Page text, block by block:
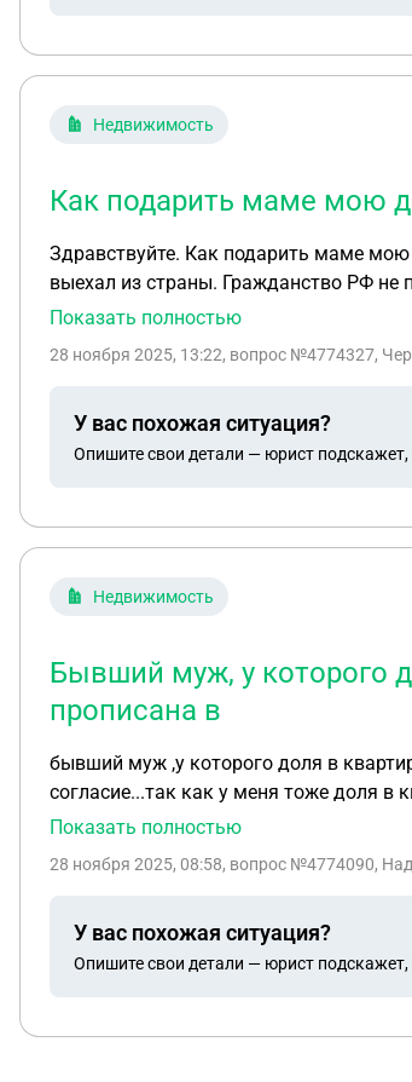
Недвижимость
Как подарить маме мою
Здравствуйте. Как подарить маме
выехал из страны. Гражданство РФ не
Показать полностью
28 ноября 2025, 13:22, вопрос №4774327,
У вас похожая ситуация?
Опишите свои детали — юрист подскажет,
Недвижимость
Бывший муж, у которого
прописана в
бывший муж ,у которого доля в
согласие...так как у меня тоже доля в
Показать полностью
28 ноября 2025, 08:58, вопрос №4774090,
У вас похожая ситуация?
Опишите свои детали — юрист подскажет,